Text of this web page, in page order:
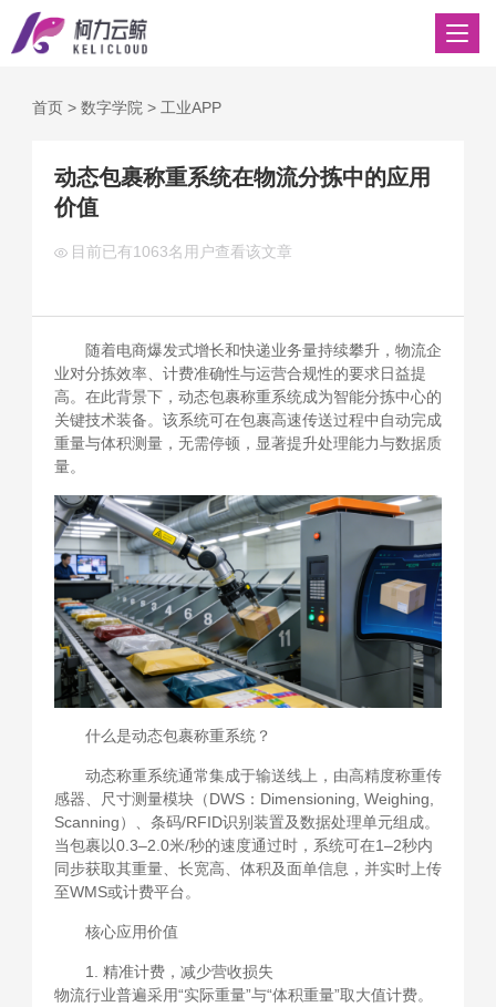
首页> 数字学院 > 工业APP
动态包裹称重系统在物流分拣中的应用
价值
目前已有1063名用户查看该文章
随着电商爆发式增长和快递业务量持续攀升，物流企
业对分拣效率、计费准确性与运营合规性的要求日益提
高。在此背景下，动态包裹称重系统成为智能分拣中心的
关键技术装备。该系统可在包裹高速传送过程中自动完成
重量与体积测量，无需停顿，显著提升处理能力与数据质
量。
什么是动态包裹称重系统？
动态称重系统通常集成于输送线上，由高精度称重传
感器、尺寸测量模块（DWS：Dimensioning, Weighing,
Scanning）、条码/RFID识别装置及数据处理单元组成。
当包裹以0.3–2.0米/秒的速度通过时，系统可在1–2秒内
同步获取其重量、长宽高、体积及面单信息，并实时上传
至WMS或计费平台。
核心应用价值
1. 精准计费，减少营收损失
物流行业普遍采用“实际重量”与“体积重量”取大值计费。